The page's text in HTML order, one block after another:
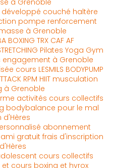
à Grenoble
couché haltère
pompe renforcement
à Grenoble
TRX CAF AF
Pilates Yoga Gym
engagement à Grenoble
cours LESMILS BODYPUMP
RPM HIIT musculation
à Grenoble
activités cours collectifs
bodybalance pour le mal
d'Hères
abonnement
gratuit frais d'inscription
cours collectifs
cours boxing et hyrox